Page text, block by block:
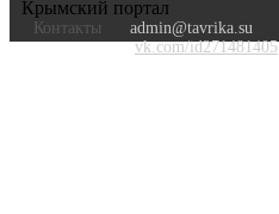
Крымский портал
Контакты
admin@tavrika.su
vk.com/id271481405